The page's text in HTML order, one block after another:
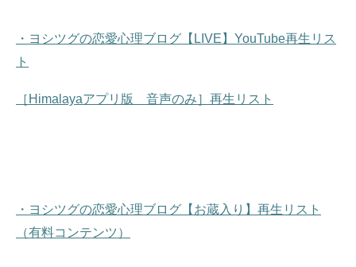
・ヨシツグの恋愛心理ブログ【LIVE】YouTube再生リス
ト
［Himalayaアプリ版 音声のみ］再生リスト
・ヨシツグの恋愛心理ブログ【お蔵入り】再生リスト
（有料コンテンツ）